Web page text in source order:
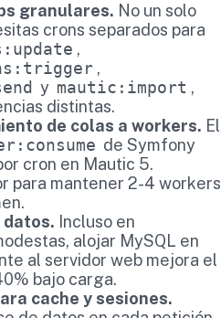
granulares. No un solo
crons separados para
,
,
y mautic:import ,
distintas.
de colas a workers. El
de Symfony
cron en Mautic 5.
para mantener 2-4 workers
datos. Incluso en
alojar MySQL en
al servidor web mejora el
bajo carga.
cache y sesiones.